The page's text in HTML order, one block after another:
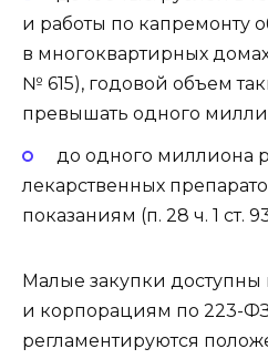
и работы по капремонту
в многоквартирных
№ 615), годовой объем
превышать одного
до одного миллиона
лекарственных
показаниям (п. 28 ч. 1 ст.
Малые закупки
и корпорациям по 223-
регламентируются